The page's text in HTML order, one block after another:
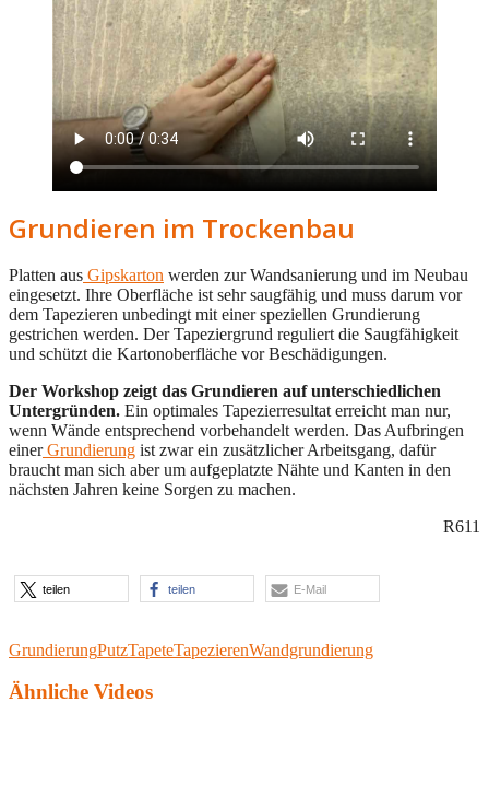
Grundieren im Trockenbau
Platten aus Gipskarton werden zur Wandsanierung und im Neubau
eingesetzt. Ihre Oberfläche ist sehr saugfähig und muss darum vor
dem Tapezieren unbedingt mit einer speziellen Grundierung
gestrichen werden. Der Tapeziergrund reguliert die Saugfähigkeit
und schützt die Kartonoberfläche vor Beschädigungen.
Der Workshop zeigt das Grundieren auf unterschiedlichen
Untergründen. Ein optimales Tapezierresultat erreicht man nur,
wenn Wände entsprechend vorbehandelt werden. Das Aufbringen
einerGrundierung ist zwar ein zusätzlicher Arbeitsgang, dafür
braucht man sich aber um aufgeplatzte Nähte und Kanten in den
nächsten Jahren keine Sorgen zu machen.
R611
teilen teilen E-Mail
GrundierungPutzTapeteTapezierenWandgrundierung
Ähnliche Videos